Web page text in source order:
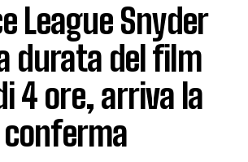
League Snyder
durata del film
4 ore, arriva la
conferma